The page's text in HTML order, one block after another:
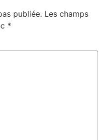
publiée. Les champs
*